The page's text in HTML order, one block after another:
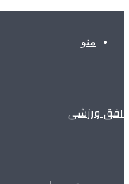
منو
افق ورزشی